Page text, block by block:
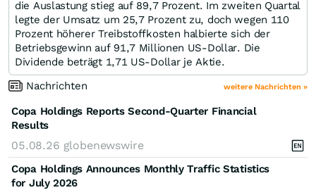
die Auslastung stieg auf 89,7 Prozent. Im zweiten Quartal
legte der Umsatz um 25,7 Prozent zu, doch wegen 110
Prozent höherer Treibstoffkosten halbierte sich der
Betriebsgewinn auf 91,7 Millionen US-Dollar. Die
Dividende beträgt 1,71 US-Dollar je Aktie.
Nachrichten
weitere Nachrichten »
Copa Holdings Reports Second-Quarter Financial
Results
05.08.26 globenewswire
Copa Holdings Announces Monthly Traffic Statistics
for July 2026